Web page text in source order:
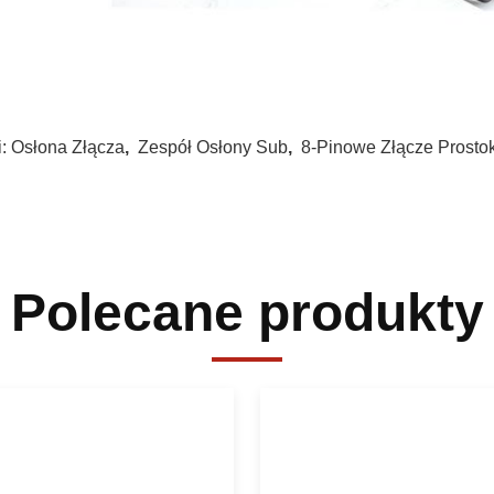
Osłona Złącza, Zespół Osłony Sub, 8-Pinowe Złącze
Polecane produkty